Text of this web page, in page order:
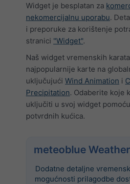
Widget je besplatan za
nekomercijalnu uporabu.
i preporuke za korištenje
stranici "Widget".
Naš widget vremenskih
najpopularnije karte na
uključujući Wind Animation i
Precipitation. Odaberite koje
uključiti u svoj widget
potvrdnih kućica.
meteoblue
Dodatne detaljne
mogućnosti prilagodbe